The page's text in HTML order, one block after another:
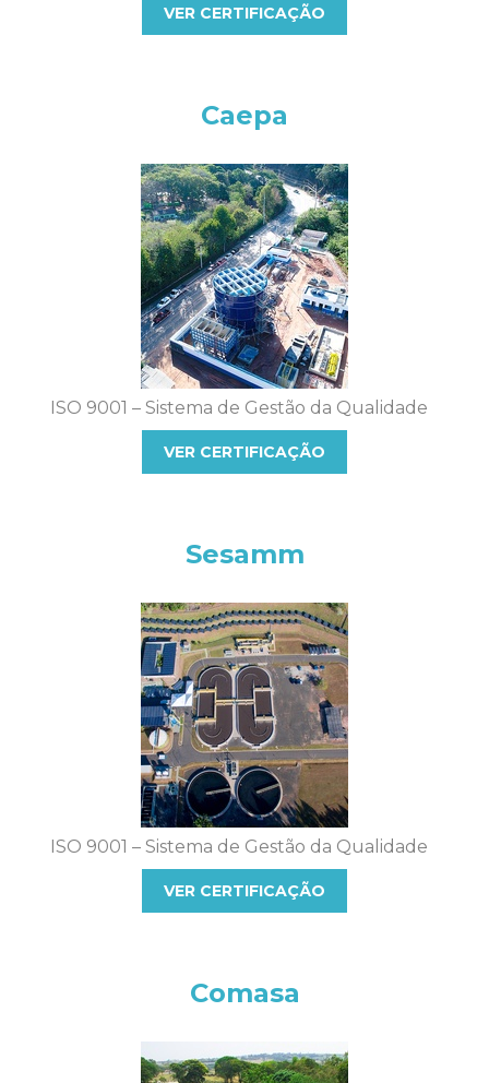
VER CERTIFICAÇÃO
Caepa
ISO 9001 – Sistema de Gestão da Qualidade
VER CERTIFICAÇÃO
Sesamm
ISO 9001 – Sistema de Gestão da Qualidade
VER CERTIFICAÇÃO
Comasa